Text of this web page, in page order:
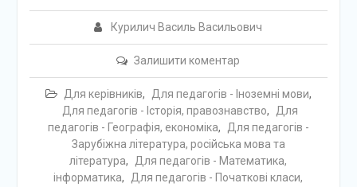
Курилич Василь Васильович
Залишити коментар
Для керівників, Для педагогів - Іноземні мови,
Для педагогів - Історія, правознавство,
Для
педагогів - Географія, економіка,
Для педагогів -
Зарубіжна література, російська мова та
література,
Для педагогів - Математика,
інформатика,
Для педагогів - Початкові класи,